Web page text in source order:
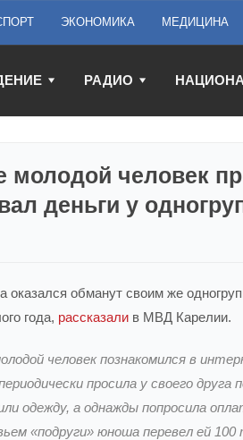
ЭКОНОМИКА МЕДИЦИНА
РАДИО
человек
деньги у
оказался обманут своим же
года, рассказали в МВД Карелии.
человек познакомился в
просила у своего друга
одежду, а однажды попросила
«подруги» юноша перевел ей